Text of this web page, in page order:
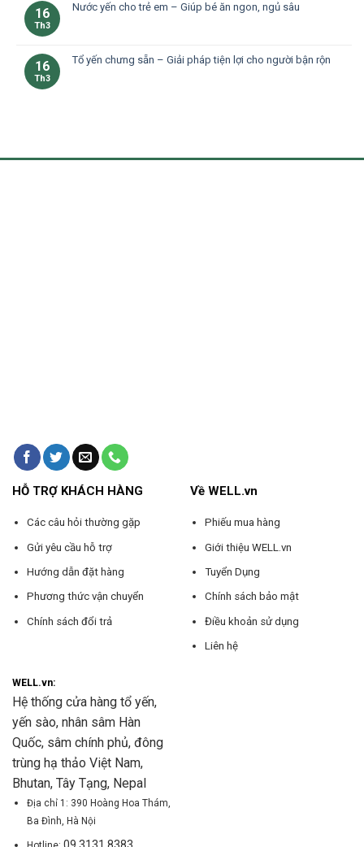
16
Th3
Nước yến cho trẻ em – Giúp bé ăn ngon, ngủ sâu
16
Th3
Tổ yến chưng sẵn – Giải pháp tiện lợi cho người bận rộn
HỖ TRỢ KHÁCH HÀNG
Các câu hỏi thường gặp
Gửi yêu cầu hỗ trợ
Hướng dẫn đặt hàng
Phương thức vận chuyển
Chính sách đổi trả
Về WELL.vn
Phiếu mua hàng
Giới thiệu WELL.vn
Tuyển Dụng
Chính sách bảo mật
Điều khoản sử dụng
Liên hệ
WELL.vn:
Hệ thống cửa hàng tổ yến,
yến sào, nhân sâm Hàn
Quốc, sâm chính phủ, đông
trùng hạ thảo Việt Nam,
Bhutan, Tây Tạng, Nepal
Địa chỉ 1: 390 Hoàng Hoa Thám,
Ba Đình, Hà Nội